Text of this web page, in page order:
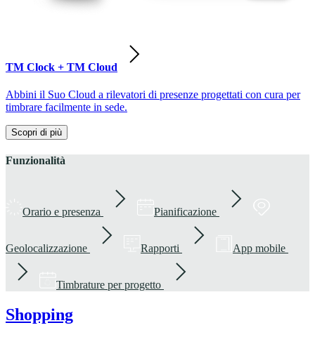
TM Clock + TM Cloud
Abbini il Suo Cloud a rilevatori di presenze progettati con cura per
timbrare facilmente in sede.
Scopri di più
Funzionalità
Orario e presenza Pianificazione
Geolocalizzazione Rapporti App mobile
Timbrature per progetto
Shopping